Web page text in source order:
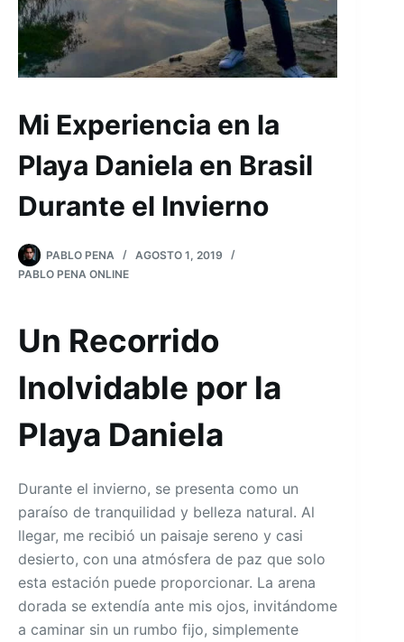
Mi Experiencia en la
Playa Daniela en Brasil
Durante el Invierno
PABLO PENA
AGOSTO 1, 2019
PABLO PENA ONLINE
Un Recorrido
Inolvidable por la
Playa Daniela
Durante el invierno, se presenta como un
paraíso de tranquilidad y belleza natural. Al
llegar, me recibió un paisaje sereno y casi
desierto, con una atmósfera de paz que solo
esta estación puede proporcionar. La arena
dorada se extendía ante mis ojos, invitándome
a caminar sin un rumbo fijo, simplemente